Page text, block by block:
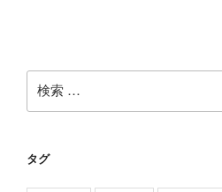
検
索:
タグ